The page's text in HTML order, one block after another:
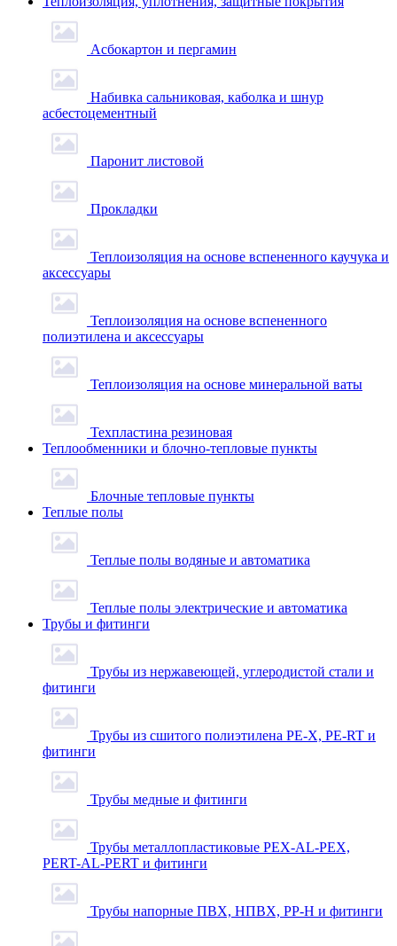
Асбокартон и пергамин
Набивка сальниковая, каболка и шнур
асбестоцементный
Паронит листовой
Прокладки
Теплоизоляция на основе вспененного каучука и
аксессуары
Теплоизоляция на основе вспененного
полиэтилена и аксессуары
Теплоизоляция на основе минеральной ваты
Техпластина резиновая
Теплообменники и блочно-тепловые пункты
Блочные тепловые пункты
Теплые полы
Теплые полы водяные и автоматика
Теплые полы электрические и автоматика
Трубы и фитинги
Трубы из нержавеющей, углеродистой стали и
фитинги
Трубы из сшитого полиэтилена PE-X, PE-RT и
фитинги
Трубы медные и фитинги
Трубы металлопластиковые PEX-AL-PEX,
PERT-AL-PERT и фитинги
Трубы напорные ПВХ, НПВХ, PP-H и фитинги